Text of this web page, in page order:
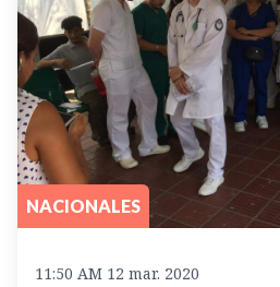
NACIONALES
11:50 AM 12 mar. 2020